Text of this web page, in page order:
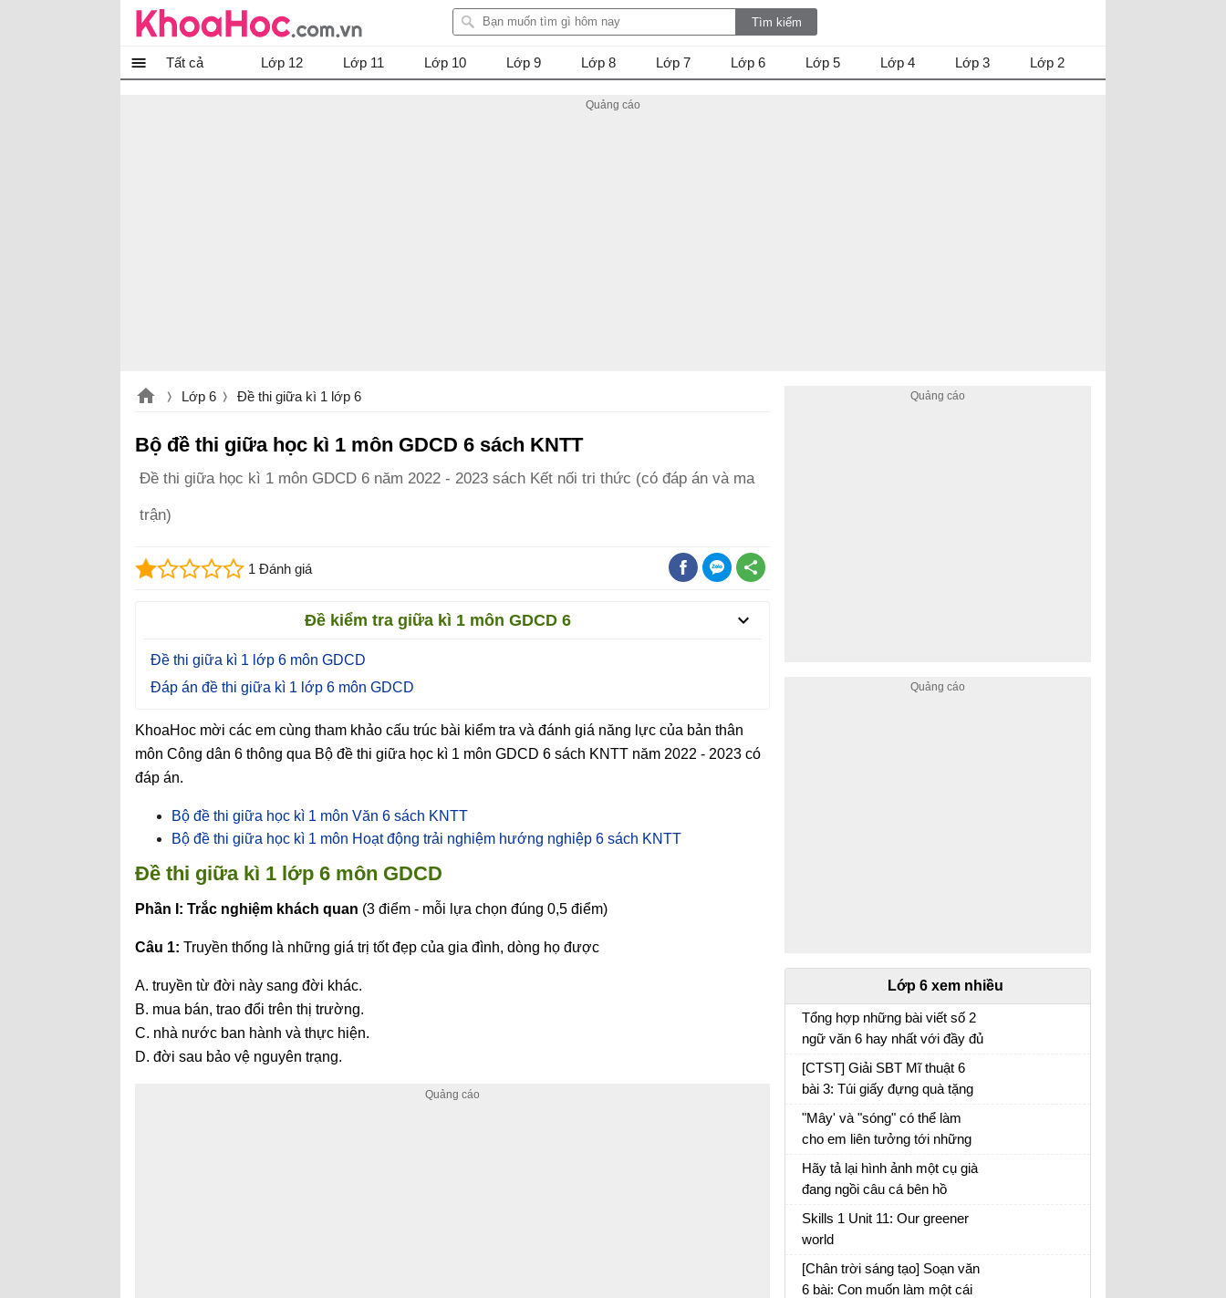
Tất cả Lớp 12 Lớp 11 Lớp 10 Lớp 9 Lớp 8 Lớp 7 Lớp 6 Lớp 5 Lớp 4 Lớp 3 Lớp 2
Lớp 6 Đề thi giữa kì 1 lớp 6
Bộ đề thi giữa học kì 1 môn GDCD 6 sách KNTT
Đề thi giữa học kì 1 môn GDCD 6 năm 2022 - 2023 sách Kết nối tri thức (có đáp án và ma
trận)
1 Đánh giá
Đề kiểm tra giữa kì 1 môn GDCD 6
Đề thi giữa kì 1 lớp 6 môn GDCD
Đáp án đề thi giữa kì 1 lớp 6 môn GDCD
KhoaHoc mời các em cùng tham khảo cấu trúc bài kiểm tra và đánh giá năng lực của bản thân
môn Công dân 6 thông qua Bộ đề thi giữa học kì 1 môn GDCD 6 sách KNTT năm 2022 - 2023 có
đáp án.
Bộ đề thi giữa học kì 1 môn Văn 6 sách KNTT
Bộ đề thi giữa học kì 1 môn Hoạt động trải nghiệm hướng nghiệp 6 sách KNTT
Đề thi giữa kì 1 lớp 6 môn GDCD
Phần I: Trắc nghiệm khách quan (3 điểm - mỗi lựa chọn đúng 0,5 điểm)
Câu 1: Truyền thống là những giá trị tốt đẹp của gia đình, dòng họ được
A. truyền từ đời này sang đời khác.
B. mua bán, trao đổi trên thị trường.
C. nhà nước ban hành và thực hiện.
D. đời sau bảo vệ nguyên trạng.
Lớp 6 xem nhiều
Tổng hợp những bài viết số 2
ngữ văn 6 hay nhất với đầy đủ
các đề (5 đề)
[CTST] Giải SBT Mĩ thuật 6
bài 3: Túi giấy đựng quà tặng
"Mây' và "sóng" có thể làm
cho em liên tưởng tới những
đối tượng nào. Xác định biện
pháp tu từ được sử dụng
trong hình ảnh "bình minh
vàng", "vầng trăng bạc" và nêu
tác dụng của biện pháp tu từ
đó
Hãy tả lại hình ảnh một cụ già
đang ngồi câu cá bên hồ
Skills 1 Unit 11: Our greener
world
[Chân trời sáng tạo] Soạn văn
6 bài: Con muốn làm một cái